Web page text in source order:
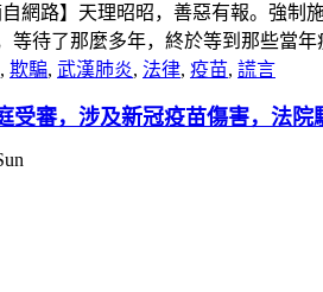
自網路】天理昭昭，善惡有報。強
等待了那麼多年，終於等到那些當
, 欺騙, 武漢肺炎, 法律, 疫苗, 謊言
受審，涉及新冠疫苗傷害，法院